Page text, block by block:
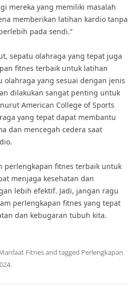
mereka yang memiliki masalah
memberikan latihan kardio tanpa
pada sendi.”
sepatu olahraga yang tepat juga
fitnes terbaik untuk latihan
olahraga yang sesuai dengan jenis
dilakukan sangat penting untuk
American College of Sports
yang tepat dapat membantu
dan mencegah cedera saat
perlengkapan fitnes terbaik untuk
menjaga kesehatan dan
lebih efektif. Jadi, jangan ragu
perlengkapan fitnes yang tepat
dan kebugaran tubuh kita.
Fitnesand tagged Perlengkapan
.